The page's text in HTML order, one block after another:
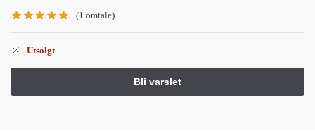
(1 omtale)
Utsolgt